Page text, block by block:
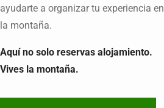
ayudarte a organizar tu experiencia en
la montaña.
Aquí no solo reservas alojamiento.
Vives la montaña.